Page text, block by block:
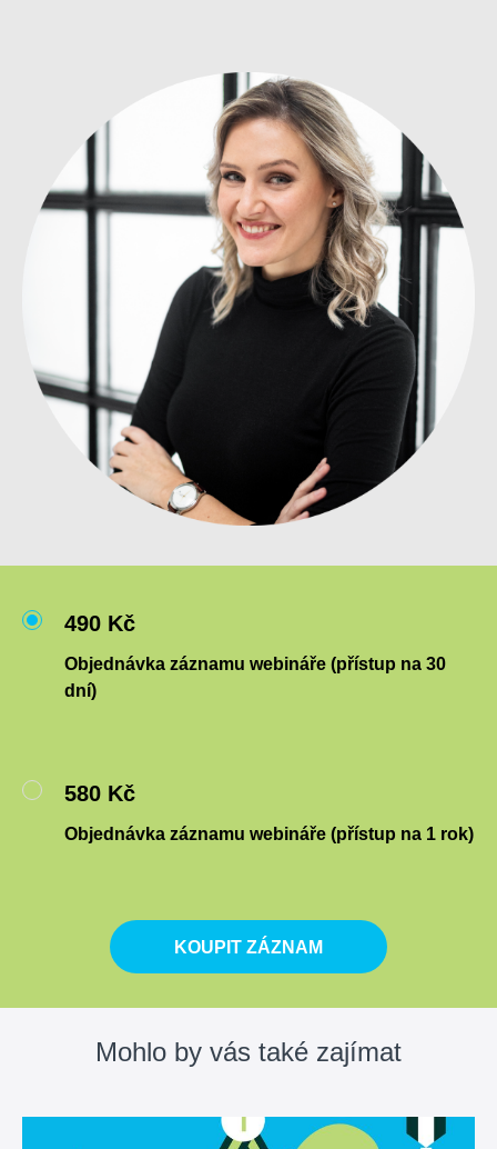
490 Kč
Objednávka záznamu webináře (přístup na 30
dní)
580 Kč
Objednávka záznamu webináře (přístup na 1 rok)
KOUPIT ZÁZNAM
Mohlo by vás také zajímat